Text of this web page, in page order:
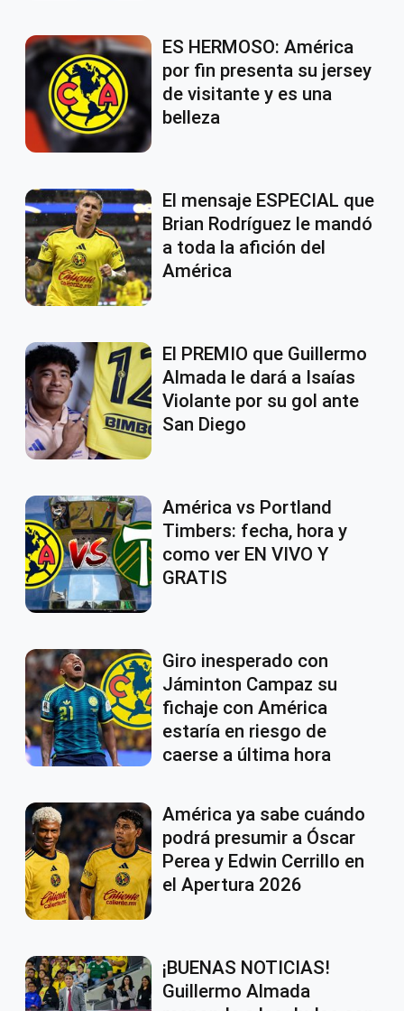
ES HERMOSO: América
por fin presenta su jersey
de visitante y es una
belleza
El mensaje ESPECIAL que
Brian Rodríguez le mandó
a toda la afición del
América
El PREMIO que Guillermo
Almada le dará a Isaías
Violante por su gol ante
San Diego
América vs Portland
Timbers: fecha, hora y
como ver EN VIVO Y
GRATIS
Giro inesperado con
Jáminton Campaz su
fichaje con América
estaría en riesgo de
caerse a última hora
América ya sabe cuándo
podrá presumir a Óscar
Perea y Edwin Cerrillo en
el Apertura 2026
¡BUENAS NOTICIAS!
Guillermo Almada